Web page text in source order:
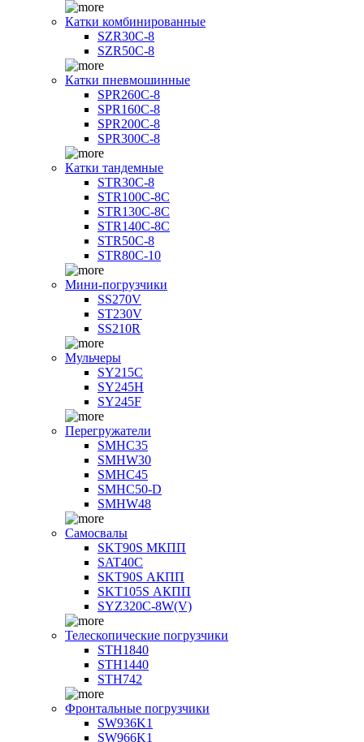
Катки комбинированные
SZR30C-8
SZR50C-8
Катки пневмошинные
SPR260C-8
SPR160C-8
SPR200C-8
SPR300C-8
Катки тандемные
STR30C-8
STR100C-8С
STR130C-8С
STR140C-8С
STR50C-8
STR80C-10
Мини-погрузчики
SS270V
ST230V
SS210R
Мульчеры
SY215C
SY245H
SY245F
Перегружатели
SMHC35
SMHW30
SMHC45
SMHC50-D
SMHW48
Самосвалы
SKT90S МКПП
SAT40C
SKT90S АКПП
SKT105S АКПП
SYZ320C-8W(V)
Телескопические погрузчики
STH1840
STH1440
STH742
Фронтальные погрузчики
SW936K1
SW966K1